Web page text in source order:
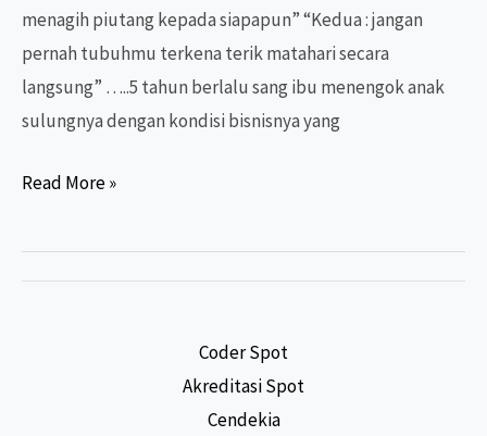
menagih piutang kepada siapapun” “Kedua : jangan
pernah tubuhmu terkena terik matahari secara
langsung” …..5 tahun berlalu sang ibu menengok anak
sulungnya dengan kondisi bisnisnya yang
MINDSET
Read More »
Coder Spot
Akreditasi Spot
Cendekia